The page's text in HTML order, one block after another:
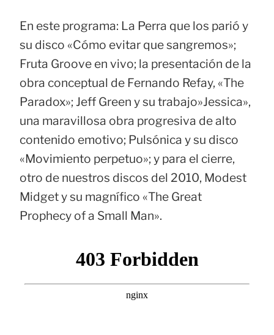
En este programa: La Perra que los parió y
su disco «Cómo evitar que sangremos»;
Fruta Groove en vivo; la presentación de la
obra conceptual de Fernando Refay, «The
Paradox»; Jeff Green y su trabajo»Jessica»,
una maravillosa obra progresiva de alto
contenido emotivo; Pulsónica y su disco
«Movimiento perpetuo»; y para el cierre,
otro de nuestros discos del 2010, Modest
Midget y su magnífico «The Great
Prophecy of a Small Man».